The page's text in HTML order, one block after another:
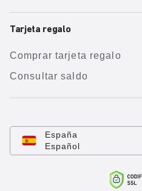
Tarjeta regalo
Comprar tarjeta regalo
Consultar saldo
España
Español